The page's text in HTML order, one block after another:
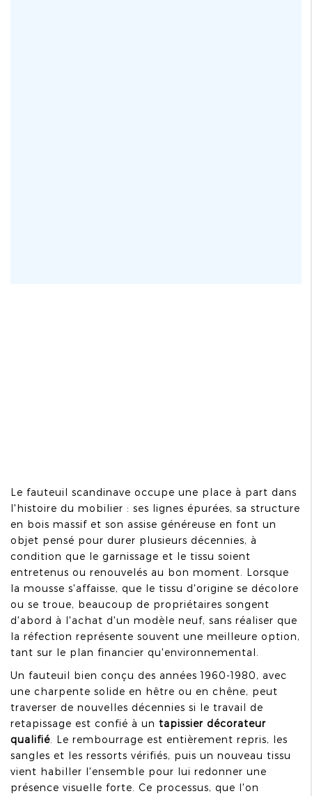
Le fauteuil scandinave occupe une place à part dans
l'histoire du mobilier : ses lignes épurées, sa structure
en bois massif et son assise généreuse en font un
objet pensé pour durer plusieurs décennies, à
condition que le garnissage et le tissu soient
entretenus ou renouvelés au bon moment. Lorsque
la mousse s'affaisse, que le tissu d'origine se décolore
ou se troue, beaucoup de propriétaires songent
d'abord à l'achat d'un modèle neuf, sans réaliser que
la réfection représente souvent une meilleure option,
tant sur le plan financier qu'environnemental.
Un fauteuil bien conçu des années 1960-1980, avec
une charpente solide en hêtre ou en chêne, peut
traverser de nouvelles décennies si le travail de
retapissage est confié à un tapissier décorateur
qualifié . Le rembourrage est entièrement repris, les
sangles et les ressorts vérifiés, puis un nouveau tissu
vient habiller l'ensemble pour lui redonner une
présence visuelle forte. Ce processus, que l'on